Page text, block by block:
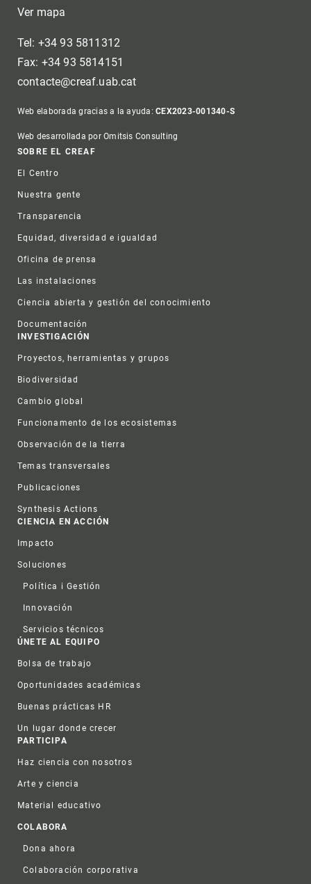
Ver mapa
Tel: +34 93 5811312
Fax: +34 93 5814151
contacte@creaf.uab.cat
Web elaborada gracias a la ayuda:CEX2023-001340-S
Web desarrollada por Omitsis Consulting
Footer
SOBRE EL CREAF
El Centro
Nuestra gente
Transparencia
Equidad, diversidad e igualdad
Oficina de prensa
Las instalaciones
Ciencia abierta y gestión del conocimiento
Documentación
INVESTIGACIÓN
Proyectos, herramientas y grupos
Biodiversidad
Cambio global
Funcionamento de los ecosistemas
Observación de la tierra
Temas transversales
Publicaciones
Synthesis Actions
CIENCIA EN ACCIÓN
Impacto
Soluciones
Política i Gestión
Innovación
Servicios técnicos
ÚNETE AL EQUIPO
Bolsa de trabajo
Oportunidades académicas
Buenas prácticas HR
Un lugar donde crecer
PARTICIPA
Haz ciencia con nosotros
Arte y ciencia
Material educativo
COLABORA
Dona ahora
Colaboración corporativa